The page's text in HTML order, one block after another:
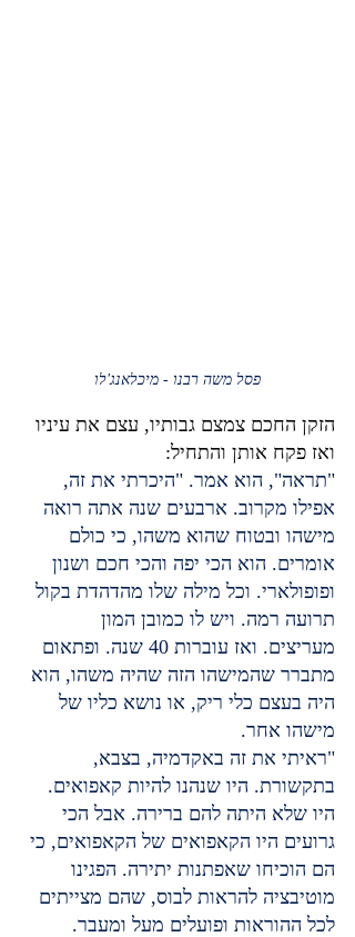
פסל משה רבנו - מיכלאנג'לו
הזקן החכם צמצם גבותיו, עצם את עיניו
ואז פקח אותן והתחיל:
"תראה", הוא אמר. "היכרתי את זה,
אפילו מקרוב. ארבעים שנה אתה רואה
מישהו ובטוח שהוא משהו, כי כולם
אומרים. הוא הכי יפה והכי חכם ושנון
ופופולארי. וכל מילה שלו מהדהדת בקול
תרועה רמה. ויש לו כמובן המון
מעריצים. ואז עוברות 40 שנה. ופתאום
מתברר שהמישהו הזה שהיה משהו, הוא
היה בעצם כלי ריק, או נושא כליו של
מישהו אחר.
"ראיתי את זה באקדמיה, בצבא,
בתקשורת. היו שנהנו להיות קאפואים.
היו שלא היתה להם ברירה. אבל הכי
גרועים היו הקאפואים של הקאפואים, כי
הם הוכיחו שאפתנות יתירה. הפגינו
מוטיבציה להראות לבוס, שהם מצייתים
לכל ההוראות ופועלים מעל ומעבר.